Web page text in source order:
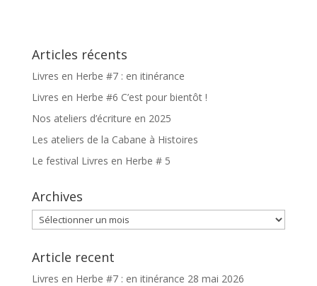
Articles récents
Livres en Herbe #7 : en itinérance
Livres en Herbe #6 C’est pour bientôt !
Nos ateliers d’écriture en 2025
Les ateliers de la Cabane à Histoires
Le festival Livres en Herbe # 5
Archives
Archives
Article recent
Livres en Herbe #7 : en itinérance 28 mai 2026